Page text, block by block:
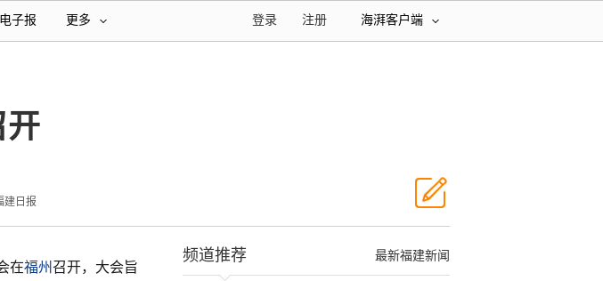
电子报 更多 海湃客户端
注册
登录
开
建日报
在福州召开，大会旨
最新福建新闻
频道推荐